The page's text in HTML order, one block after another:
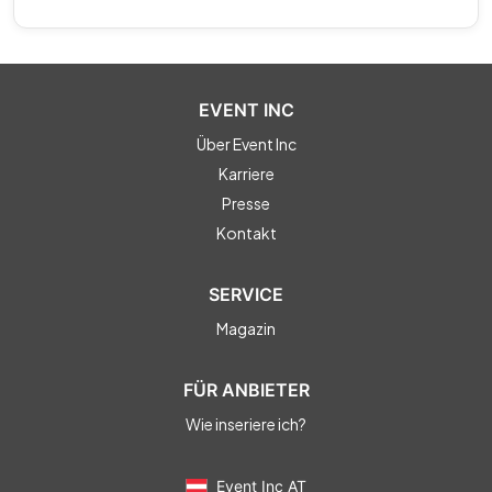
EVENT INC
Über Event Inc
Karriere
Presse
Kontakt
SERVICE
Magazin
FÜR ANBIETER
Wie inseriere ich?
Event Inc AT